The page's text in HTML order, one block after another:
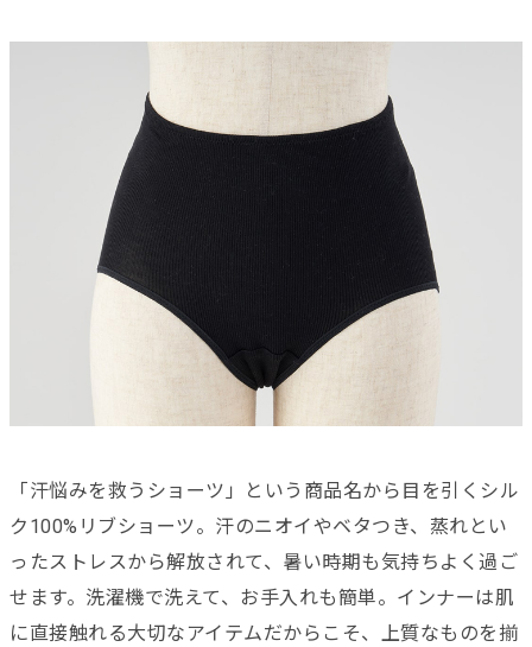
「汗悩みを救うショーツ」という商品名から目を引くシル
ク100%リブショーツ。汗のニオイやベタつき、蒸れとい
ったストレスから解放されて、暑い時期も気持ちよく過ご
せます。洗濯機で洗えて、お手入れも簡単。インナーは肌
に直接触れる大切なアイテムだからこそ、上質なものを揃